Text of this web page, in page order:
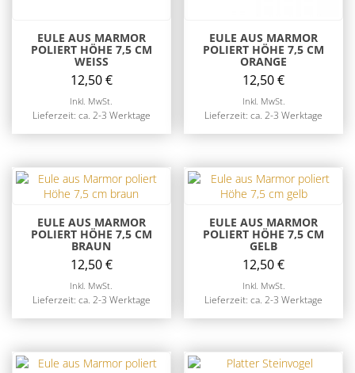
EULE AUS MARMOR
POLIERT HÖHE 7,5 CM
WEISS
12,50€
Inkl. MwSt.
Lieferzeit: ca. 2-3 Werktage
EULE AUS MARMOR
POLIERT HÖHE 7,5 CM
ORANGE
12,50€
Inkl. MwSt.
Lieferzeit: ca. 2-3 Werktage
EULE AUS MARMOR
POLIERT HÖHE 7,5 CM
BRAUN
12,50€
Inkl. MwSt.
Lieferzeit: ca. 2-3 Werktage
EULE AUS MARMOR
POLIERT HÖHE 7,5 CM
GELB
12,50€
Inkl. MwSt.
Lieferzeit: ca. 2-3 Werktage